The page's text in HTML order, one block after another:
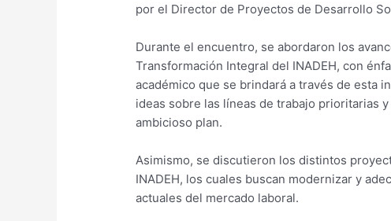
por el Director de Proyectos de Desarrollo
Durante el encuentro, se abordaron los
Transformación Integral del INADEH, con
académico que se brindará a través de esta
ideas sobre las líneas de trabajo prioritarias
ambicioso plan.
Asimismo, se discutieron los distintos
INADEH, los cuales buscan modernizar y
actuales del mercado laboral.